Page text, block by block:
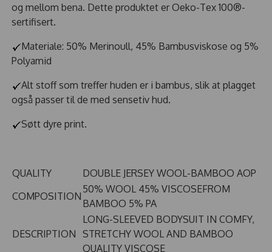
og mellom bena. Dette produktet er Oeko-Tex 100®-
sertifisert.
Materiale: 50% Merinoull, 45% Bambusviskose og 5%
Polyamid
Alt stoff som treffer huden er i bambus, slik at plagget
også passer til de med sensetiv hud.
Søtt dyre print.
QUALITY
DOUBLE JERSEY WOOL-BAMBOO AOP
COMPOSITION
50% WOOL 45% VISCOSEFROM
BAMBOO 5% PA
DESCRIPTION
LONG-SLEEVED BODYSUIT IN COMFY,
STRETCHY WOOL AND BAMBOO
QUALITY VISCOSE